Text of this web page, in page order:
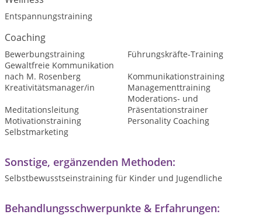
Entspannungstraining
Coaching
Bewerbungstraining
Führungskräfte-Training
Gewaltfreie Kommunikation
nach M. Rosenberg
Kommunikationstraining
Kreativitätsmanager/in
Managementtraining
Meditationsleitung
Moderations- und
Präsentationstrainer
Motivationstraining
Personality Coaching
Selbstmarketing
Sonstige, ergänzenden Methoden:
Selbstbewusstseinstraining für Kinder und Jugendliche
Behandlungsschwerpunkte & Erfahrungen: